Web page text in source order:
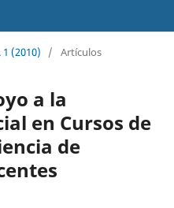
(2010) / Artículos
a la
en Cursos de
de